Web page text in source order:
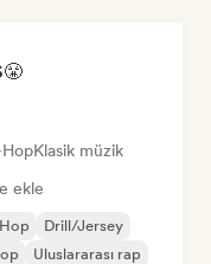
Klasik müzik
ekle
Drill/Jersey
Uluslararası rap